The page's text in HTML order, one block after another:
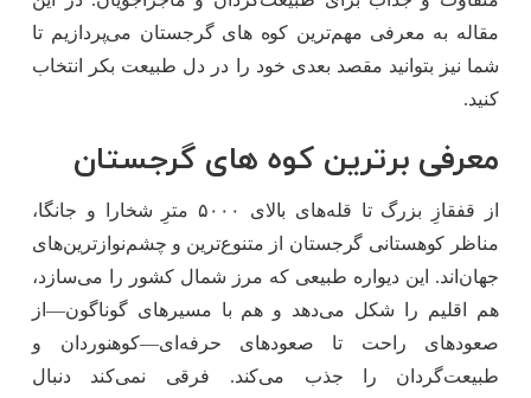
مقاله به معرفی مهم‌ترین کوه‌ های گرجستان می‌پردازیم تا
شما نیز بتوانید مقصد بعدی خود را در دل طبیعت بکر انتخاب
کنید.
معرفی برترین کوه های گرجستان
از قفقازِ بزرگ تا قله‌های بالای ۵۰۰۰ مترِ شخارا و جانگا،
مناظر کوهستانی گرجستان از متنوع‌ترین و چشم‌نوازترین‌های
جهان‌اند. این دیواره طبیعی که مرز شمال کشور را می‌سازد،
هم اقلیم را شکل می‌دهد و هم با مسیرهای گوناگون—از
صعودهای راحت تا صعودهای حرفه‌ای—کوهنوردان و
طبیعت‌گردان را جذب می‌کند. فرقی نمی‌کند دنبال